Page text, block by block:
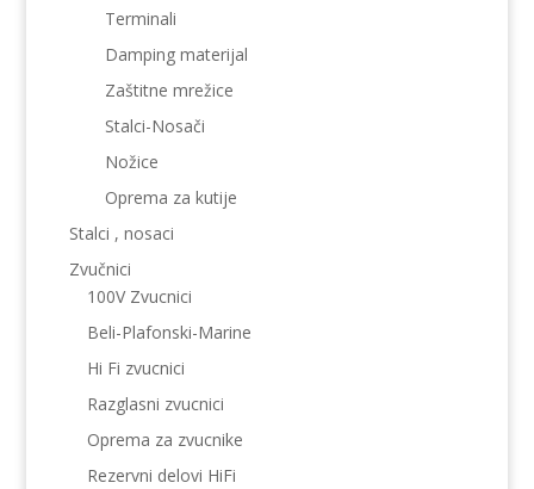
Terminali
Damping materijal
Zaštitne mrežice
Stalci-Nosači
Nožice
Oprema za kutije
Stalci , nosaci
Zvučnici
100V Zvucnici
Beli-Plafonski-Marine
Hi Fi zvucnici
Razglasni zvucnici
Oprema za zvucnike
Rezervni delovi HiFi